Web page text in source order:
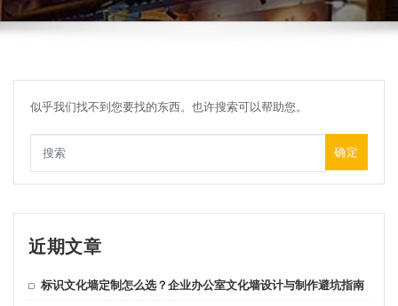
似乎我们找不到您要找的东西。也许搜索可以帮助您。
确定
近期文章
标识文化墙定制怎么选？企业办公室文化墙设计与制作避坑指南